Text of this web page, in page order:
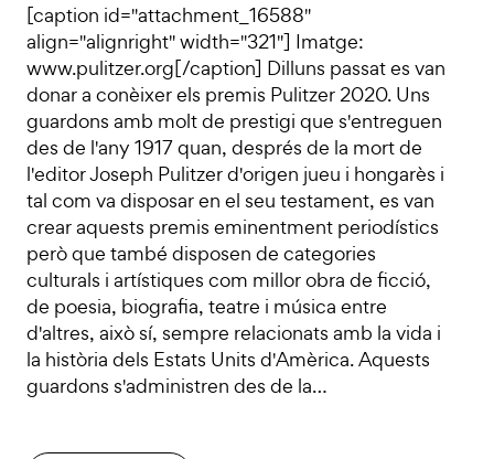
[caption id="attachment_16588"
align="alignright" width="321"] Imatge:
www.pulitzer.org[/caption] Dilluns passat es van
donar a conèixer els premis Pulitzer 2020. Uns
guardons amb molt de prestigi que s'entreguen
des de l'any 1917 quan, després de la mort de
l'editor Joseph Pulitzer d'origen jueu i hongarès i
tal com va disposar en el seu testament, es van
crear aquests premis eminentment periodístics
però que també disposen de categories
culturals i artístiques com millor obra de ficció,
de poesia, biografia, teatre i música entre
d'altres, això sí, sempre relacionats amb la vida i
la història dels Estats Units d'Amèrica. Aquests
guardons s'administren des de la…